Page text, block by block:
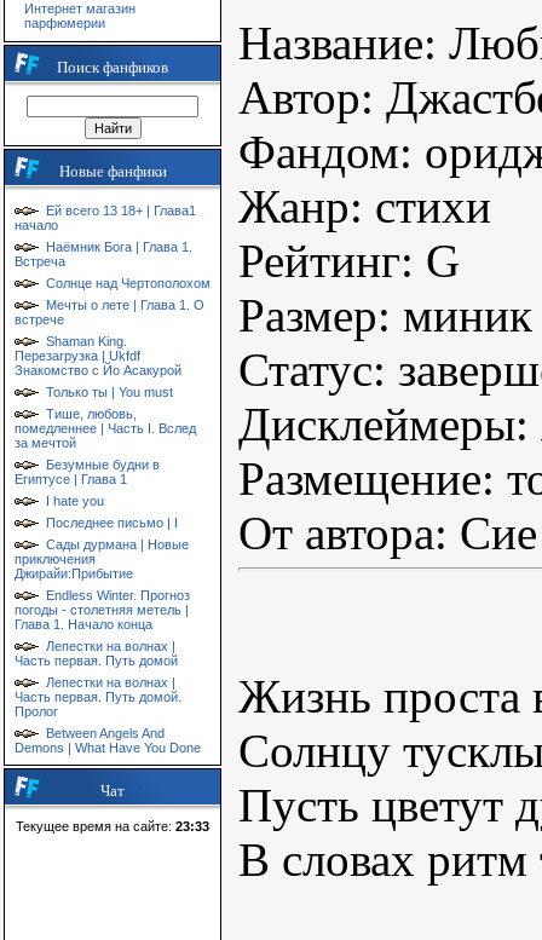
Интернет магазин
парфюмерии
Поиск фанфиков
Новые фанфики
Ей всего 13 18+ | Глава1
начало
Наёмник Бога | Глава 1.
Встреча
Солнце над Чертополохом
Мечты о лете | Глава 1. О
встрече
Shaman King.
Перезагрузка | Ukfdf
Знакомство с Йо Асакурой
Только ты | You must
Тише, любовь,
помедленнее | Часть I. Вслед
за мечтой
Безумные будни в
Египтусе | Глава 1
I hate you
Последнее письмо | I
Сады дурмана | Новые
приключения
Джирайи:Прибытие
Endless Winter. Прогноз
погоды - столетняя метель |
Глава 1. Начало конца
Лепестки на волнах |
Часть первая. Путь домой
Лепестки на волнах |
Часть первая. Путь домой.
Пролог
Between Angels And
Demons | What Have You Done
Чат
Текущее время на сайте: 23:33
Название:
Автор:
Фандом:
Жанр: стихи
Рейтинг: G
Размер: миник
Статус:
Дисклеймеры:
Размещение:
От автора:
Жизнь проста
Солнцу
Пусть цветут
В словах ритм